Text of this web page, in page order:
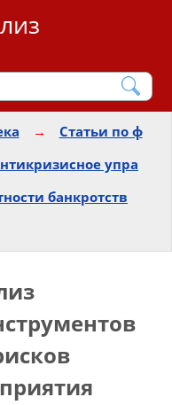
→
Статьи по ф
упра
банкротств